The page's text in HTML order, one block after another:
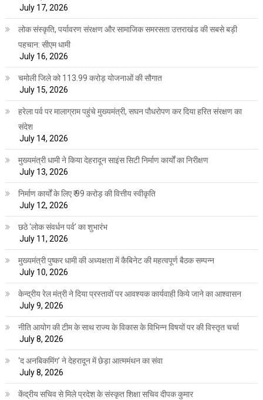
July 17, 2026
लोक संस्कृति, पर्यावरण संरक्षण और सामाजिक समरसता उत्तराखंड की सबसे बड़ी
पहचान: सीएम धामी
July 16, 2026
चमोली जिले को 113.99 करोड़ योजनाओं की सौगात
July 15, 2026
हरेला पर्व पर मालाग्राम पहुंचे मुख्यमंत्री, सघन पौधरोपण कर दिया हरित संरक्षण का
संदेश
July 14, 2026
मुख्यमंत्री धामी ने किया देहरादून साइंस सिटी निर्माण कार्यों का निरीक्षण
July 13, 2026
निर्माण कार्यों के लिए ₹ 99 करोड़ की वित्तीय स्वीकृति
July 12, 2026
छठे ‘लोक संवर्धन पर्व’ का शुभारंभ
July 11, 2026
मुख्यमंत्री पुष्कर धामी की अध्यक्षता में कैबिनेट की महत्वपूर्ण बैठक सम्पन्न
July 10, 2026
केन्द्रीय रेल मंत्री ने दिया प्रस्तावों पर आवश्यक कार्यवाही किये जाने का आश्वासन
July 9, 2026
नीति आयोग की टीम के साथ राज्य के विकास के विभिन्न विषयों पर की विस्तृत चर्चा
July 8, 2026
‘द अनबिकमिंग’ ने देहरादून में छेड़ा आत्ममंथन का संवा
July 8, 2026
केंद्रीय सचिव से मिले प्रदेश के संस्कृत शिक्षा सचिव दीपक कुमार